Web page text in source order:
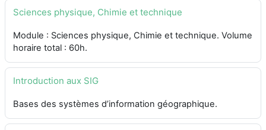
Sciences physique, Chimie et technique
Module : Sciences physique, Chimie et technique. Volume
horaire total : 60h.
Introduction aux SIG
Bases des systèmes d’information géographique.